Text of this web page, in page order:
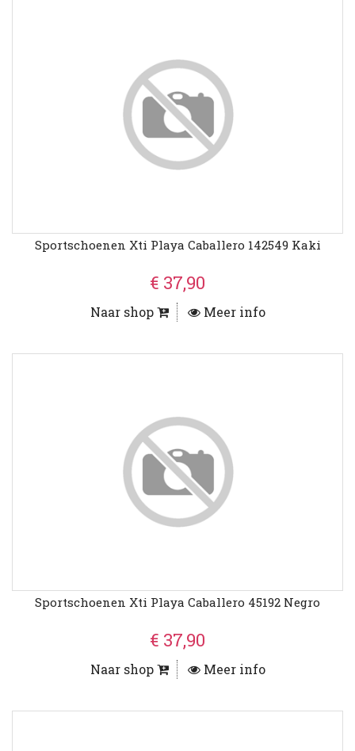
Sportschoenen Xti Playa Caballero 142549 Kaki
€ 37,90
Naar shop Meer info
Sportschoenen Xti Playa Caballero 45192 Negro
€ 37,90
Naar shop Meer info